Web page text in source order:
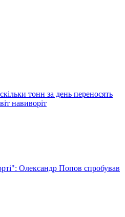
тонн за день переносять
навиворіт
Олександр Попов спробував